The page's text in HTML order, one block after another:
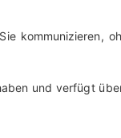
kommunizieren,
und verfügt